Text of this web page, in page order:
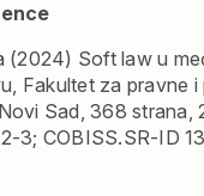
(2024) Soft law u
Fakultet za pravne
Sad, 368 strana,
3; COBISS.SR-ID